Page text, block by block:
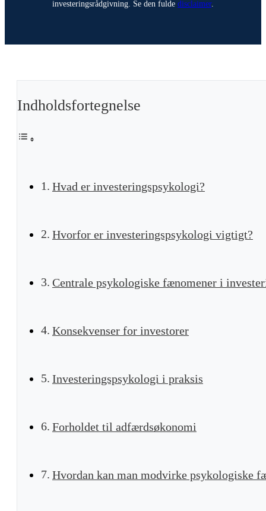
investeringsrådgivning. Se den fulde disclaimer.
Indholdsfortegnelse
Hvad er investeringspsykologi?
Hvorfor er investeringspsykologi vigtigt?
Centrale psykologiske fænomener i
Konsekvenser for investorer
Investeringspsykologi i praksis
Forholdet til adfærdsøkonomi
Hvordan kan man modvirke psykologiske